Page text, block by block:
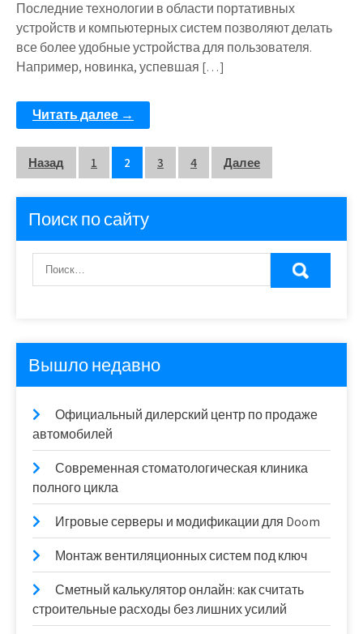
Последние технологии в области портативных
устройств и компьютерных систем позволяют делать
все более удобные устройства для пользователя.
Например, новинка, успевшая […]
Читать далее →
Пагинация
записей
Назад 1 2 3 4 Далее
Поиск по сайту
Вышло недавно
Официальный дилерский центр по продаже
автомобилей
Современная стоматологическая клиника
полного цикла
Игровые серверы и модификации для Doom
Монтаж вентиляционных систем под ключ
Сметный калькулятор онлайн: как считать
строительные расходы без лишних усилий